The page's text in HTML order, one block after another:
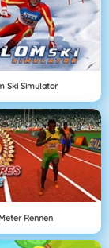
Ski Simulator
Rennen